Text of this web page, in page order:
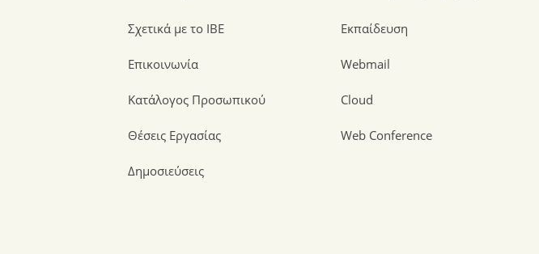
Σχετικά με το ΙΒΕ
Επικοινωνία
Κατάλογος Προσωπικού
Θέσεις Εργασίας
Δημοσιεύσεις
Εκπαίδευση
Webmail
Cloud
Web Conference